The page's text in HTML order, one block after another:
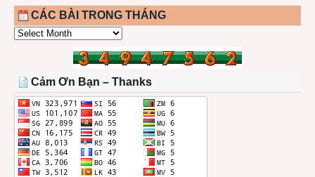
CÁC BÀI TRONG THÁNG
CÁC
THÁNG
Cảm Ơn Bạn – Thanks